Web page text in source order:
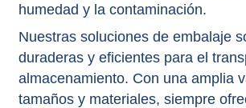
humedad y la contaminación.
Nuestras soluciones de embalaje
duraderas y eficientes para el
almacenamiento. Con una amplia
tamaños y materiales, siempre